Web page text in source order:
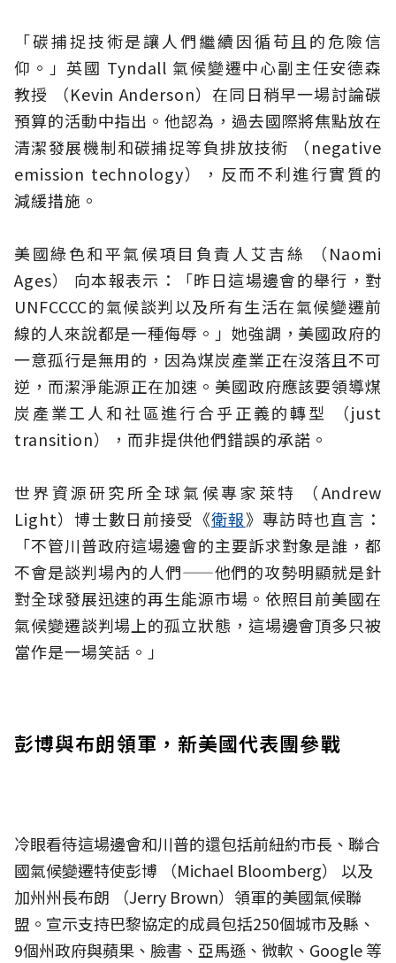
「碳捕捉技術是讓人們繼續因循苟且的危險信
仰。」英國 Tyndall 氣候變遷中心副主任安德森
教授 （Kevin Anderson）在同日稍早一場討論碳
預算的活動中指出。他認為，過去國際將焦點放在
清潔發展機制和碳捕捉等負排放技術 （negative
emission technology），反而不利進行實質的
減緩措施。
美國綠色和平氣候項目負責人艾吉絲 （Naomi
Ages） 向本報表示：「昨日這場邊會的舉行，對
UNFCCCC的氣候談判以及所有生活在氣候變遷前
線的人來說都是一種侮辱。」她強調，美國政府的
一意孤行是無用的，因為煤炭產業正在沒落且不可
逆，而潔淨能源正在加速。美國政府應該要領導煤
炭產業工人和社區進行合乎正義的轉型 （just
transition），而非提供他們錯誤的承諾。
世界資源研究所全球氣候專家萊特 （Andrew
Light）博士數日前接受《衛報》專訪時也直言：
「不管川普政府這場邊會的主要訴求對象是誰，都
不會是談判場內的人們——他們的攻勢明顯就是針
對全球發展迅速的再生能源市場。依照目前美國在
氣候變遷談判場上的孤立狀態，這場邊會頂多只被
當作是一場笑話。」
彭博與布朗領軍，新美國代表團參戰
冷眼看待這場邊會和川普的還包括前紐約市長、聯合
國氣候變遷特使彭博 （Michael Bloomberg） 以及
加州州長布朗 （Jerry Brown）領軍的美國氣候聯
盟。宣示支持巴黎協定的成員包括250個城市及縣、
9個州政府與蘋果、臉書、亞馬遜、微軟、Google 等